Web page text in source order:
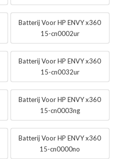
Batterij Voor HP ENVY x360
15-cn0002ur
Batterij Voor HP ENVY x360
15-cn0032ur
Batterij Voor HP ENVY x360
15-cn0003ng
Batterij Voor HP ENVY x360
15-cn0000no